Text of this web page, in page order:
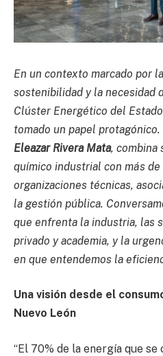
En un contexto marcado por
sostenibilidad y la necesidad
Clúster Energético del
tomado un papel
Eleazar Rivera Mata, combina
químico industrial con más de
organizaciones técnicas,
la gestión pública.
que enfrenta la industria, las
privado y academia, y la
en que entendemos la
Una visión desde el
Nuevo León
“El 70% de la energía que